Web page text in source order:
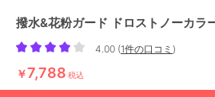
撥水&花粉ガード ドロストノーカラ
4.00 (1件の口コミ )
￥7,788 税込